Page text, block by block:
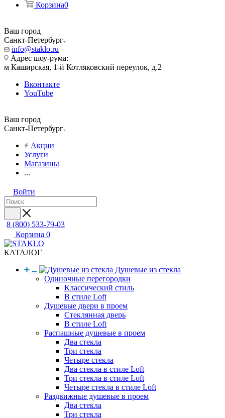
Корзина0
Ваш город
Санкт-Петербург
info@staklo.ru
Адрес шоу-рума:
м Каширская, 1-й Котляковский переулок, д.2
Вконтакте
YouTube
Ваш город
Санкт-Петербург
Акции
Услуги
Магазины
...
Войти
8 (800) 533-79-03
Корзина 0
КАТАЛОГ
Душевые из стекла
Одиночные перегородки
Классический стиль
В стиле Loft
Душевые двери в проем
Стеклянная дверь
В стиле Loft
Распашные душевые в проем
Два стекла
Три стекла
Четыре стекла
Два стекла в стиле Loft
Три стекла в стиле Loft
Четыре стекла в стиле Loft
Раздвижные душевые в проем
Два стекла
Три стекла